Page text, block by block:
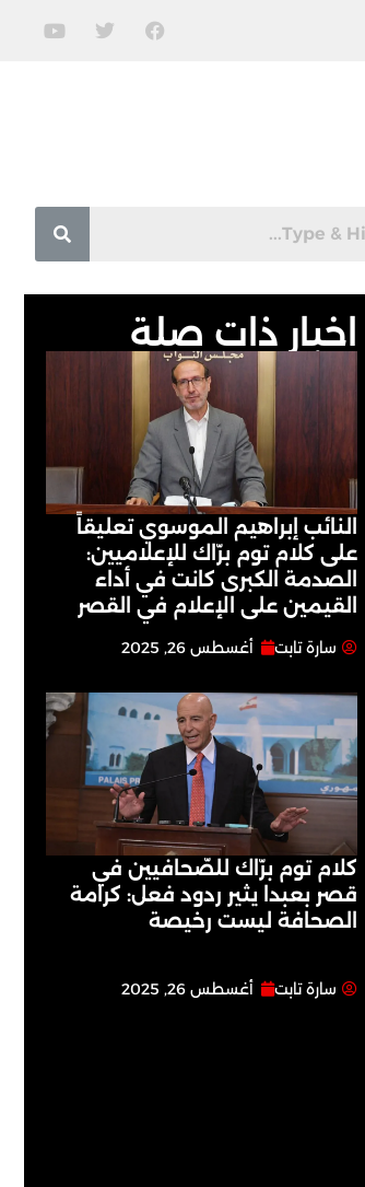
اخبار ذات صلة
النائب إبراهيم الموسوي تعليقاً
على كلام توم برّاك للإعلاميين:
الصدمة الكبرى كانت في أداء
القيمين على ‏الإعلام في القصر
سارة تابت أغسطس 26, 2025
كلام توم برّاك للصّحافيين في
قصر بعبدا يثير ردود فعل: كرامة
الصحافة ليست رخيصة
سارة تابت أغسطس 26, 2025